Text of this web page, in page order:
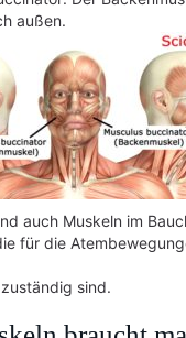
außen.
auch Muskeln im
für die
sind.